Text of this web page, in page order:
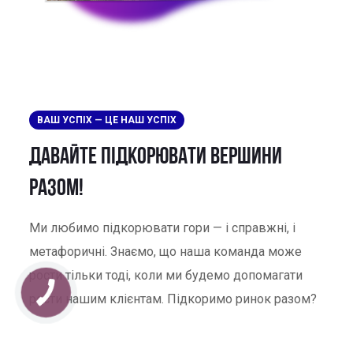
ВАШ УСПІХ — ЦЕ НАШ УСПІХ
Давайте підкорювати вершини
разом!
Ми любимо підкорювати гори — і справжні, і
метафоричні. Знаємо, що наша команда може
рости тільки тоді, коли ми будемо допомагати
рости нашим клієнтам. Підкоримо ринок разом?